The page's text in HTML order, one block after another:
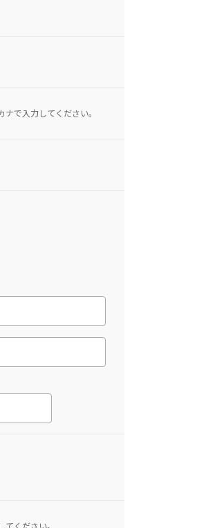
で入力してください。
ください。